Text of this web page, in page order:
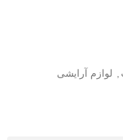
لوازم آرایشی